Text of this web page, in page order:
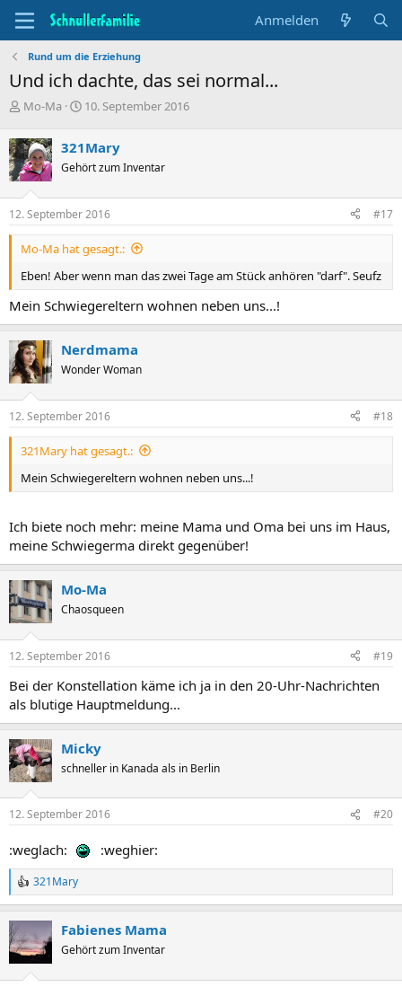
Anmelden
Rund um die Erziehung
Und ich dachte, das sei normal...
T
e
m
e
n
s
t
a
r
e
Mo-Ma
B
n
d
a
t
u
10. September 2016
321Mary
Gehört zum Inventar
12. September 2016 #17
Mo-Ma hat gesagt.:
Eben! Aber wenn man das zwei Tage am Stück anhören "darf". Seufz
Mein Schwiegereltern wohnen neben uns...!
Nerdmama
Wonder Woman
12. September 2016 #18
321Mary hat gesagt.:
Mein Schwiegereltern wohnen neben uns...!
Ich biete noch mehr: meine Mama und Oma bei uns im Haus,
meine Schwiegerma direkt gegenüber!
Mo-Ma
Chaosqueen
12. September 2016 #19
Bei der Konstellation käme ich ja in den 20-Uhr-Nachrichten
als blutige Hauptmeldung...
Micky
schneller in Kanada als in Berlin
12. September 2016 #20
:weglach: :weghier:
R
e
c
t
321Mary
Fabienes Mama
Gehört zum Inventar